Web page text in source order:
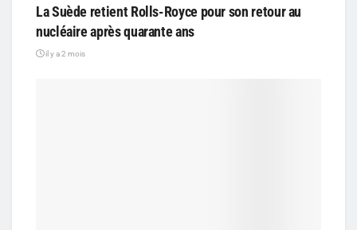
La Suède retient Rolls-Royce pour son retour au
nucléaire après quarante ans
il y a 2 mois